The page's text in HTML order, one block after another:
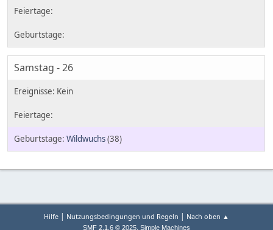
Samstag - 26
Wildwuchs(38)
Hilfe | Nutzungsbedingungen und Regeln | Nach oben ▲
SMF 2.1.6 © 2025, Simple Machines